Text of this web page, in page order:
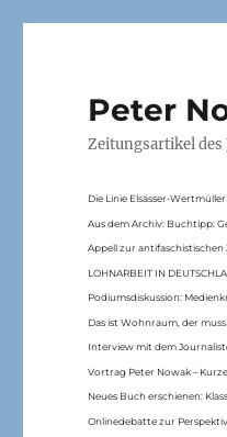
Peter
Zeitungsartikel des
Die Linie Elsässer-
Aus dem Archiv: Buchtipp:
Appell zur
LOHNARBEIT IN
Podiumsdiskussion:
Das ist Wohnraum, der
Interview mit dem
Vortrag Peter Nowak –
Neues Buch erschienen:
Onlinedebatte zur